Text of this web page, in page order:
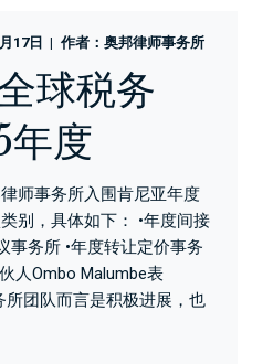
17日 作者：奥邦律师事务所
球税务
度
师事务所入围肯尼亚年度
别，具体如下： •年度间接
事务所 •年度转让定价事务
人Ombo Malumbe表
团队而言是积极进展，也